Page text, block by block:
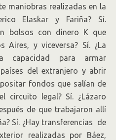
maniobras realizadas en la
Elaskar y Fariña? Sí.
bolsos con dinero K que
Aires, y viceversa? Sí. ¿La
capacidad para armar
del extranjero y abrir
fondos que salían de
circuito legal? Sí. ¿Lázaro
de que trabajaron allí
Sí. ¿Hay transferencias de
realizadas por Báez,